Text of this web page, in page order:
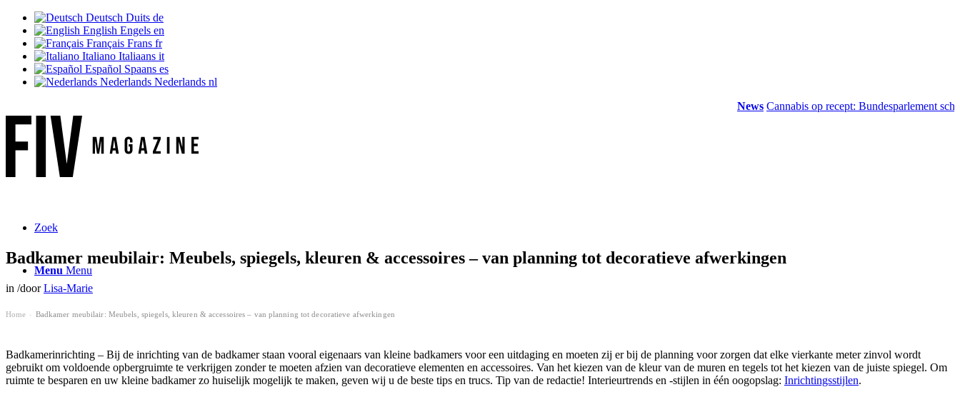
Deutsch Duits de
English Engels en
Français Frans fr
Italiano Italiaans it
Español Spaans es
Nederlands Nederlands nl
News Cannabis op recept: Bundesparlement schrapt
Zoek
Menu Menu
Badkamer meubilair: Meubels, spiegels, kleuren & accessoires – van planning tot decoratieve afwerkingen
in /doorLisa-Marie
Home Badkamer meubilair: Meubels, spiegels, kleuren & accessoires – van planning tot decoratieve afwerkingen
Badkamerinrichting – Bij de inrichting van de badkamer staan vooral eigenaars van kleine badkamers voor een uitdaging en moeten zij er bij de planning voor zorgen dat elke vierkante meter zinvol wordt
gebruikt om voldoende opbergruimte te verkrijgen zonder te moeten afzien van decoratieve elementen en accessoires. Van het kiezen van de kleur van de muren en tegels tot het kiezen van de juiste spiegel. Om
ruimte te besparen en uw kleine badkamer zo huiselijk mogelijk te maken, geven wij u de beste tips en trucs. Tip van de redactie! Interieurtrends en -stijlen in één oogopslag: Inrichtingsstijlen.